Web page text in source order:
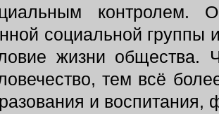
контролем.
социальной группы
жизни общества.
тем всё
и воспитания,